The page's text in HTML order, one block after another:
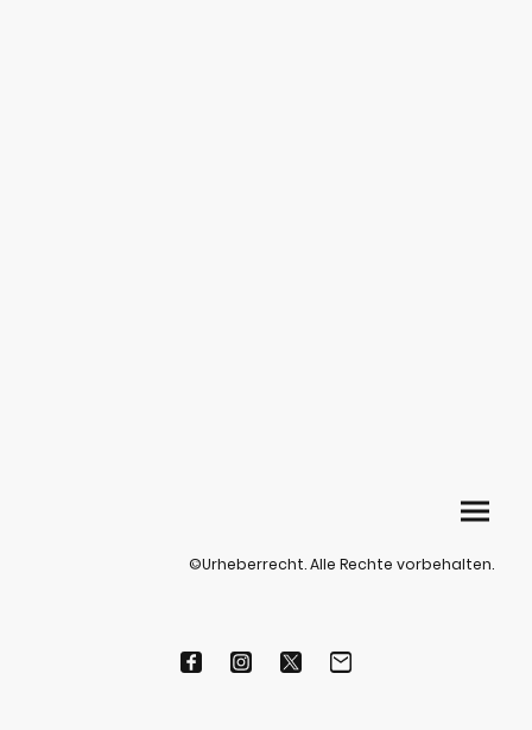
©Urheberrecht. Alle Rechte vorbehalten.